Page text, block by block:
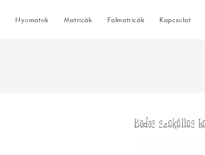
Nyomatok Matricák Falmatricák Kapcsolat
Büdös szakállas